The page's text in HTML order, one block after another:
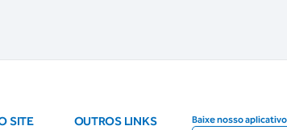
SITE OUTROS LINKS Baixe nosso aplicativo